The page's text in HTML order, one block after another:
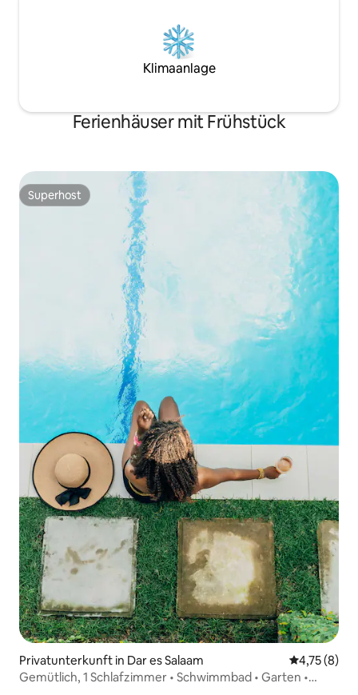
Klimaanlage
Ferienhäuser mit Frühstück
Superhost
Superhost
Privatunterkunft in Dar es Salaam
4,75 (8)
Gemütlich, 1 Schlafzimmer • Schwimmbad • Garten •